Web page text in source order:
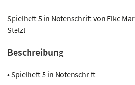
Spielheft
5
Notenschrift
Spielheft 5 in Notenschrift von Elke
Stelzl
Beschreibung
• Spielheft 5 in Notenschrift